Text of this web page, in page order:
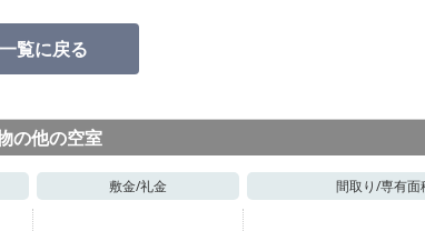
覧に戻る
の他の空室
敷金/礼金 間取り/専有面